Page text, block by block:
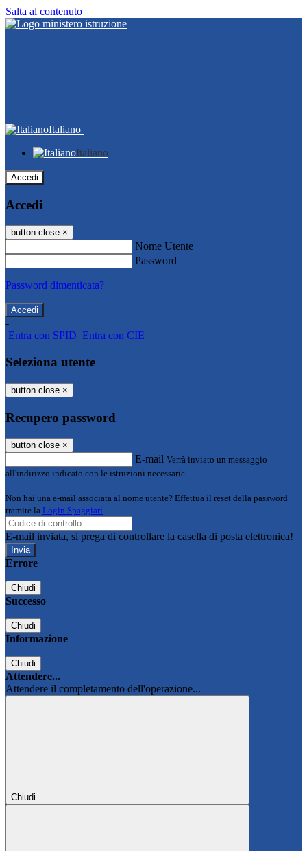
Salta al contenuto
Italiano
Italiano
Accedi
Accedi
button close ×
Nome Utente
Password
Password dimenticata?
-
Entra con SPID Entra con CIE
Seleziona utente
button close ×
Recupero password
button close ×
E-mail Verrà inviato un messaggio
all'indirizzo indicato con le istruzioni necessarie.
Non hai una e-mail associata al nome utente? Effettua il reset della password
tramite la Login Spaggiari
E-mail inviata, si prega di controllare la casella di posta elettronica!
Errore
Chiudi
Successo
Chiudi
Informazione
Chiudi
Attendere...
Attendere il completamento dell'operazione...
Chiudi